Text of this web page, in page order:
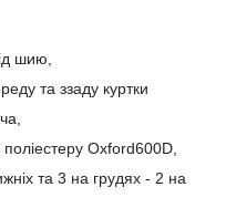
шию,
та ззаду куртки
Oxford600D,
та 3 на грудях - 2 на